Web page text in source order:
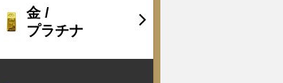
金 /
プラチナ